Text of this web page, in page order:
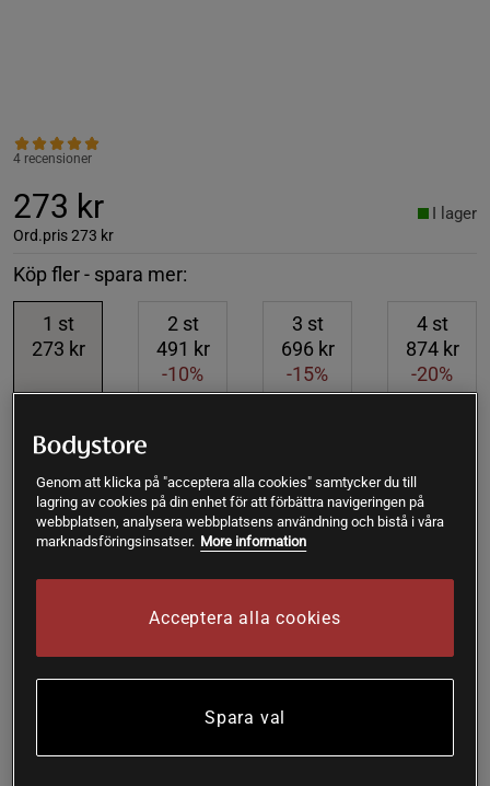
4 recensioner
273 kr
Ord.pris273 kr
I lager
Köp fler - spara mer:
1 st
273 kr
2 st
491 kr
-10%
3 st
696 kr
-15%
4st
874 kr
-20%
Fri frakt över 199 kr Fri retur 14 dagars ångerrätt
Helhetshälsa Luetinblå; för synen! Innehåller Zink och A-
vitamin (i form av betakaroten), som bidrar till att bibehålla
normal synförmåga.
Genom att klicka på "acceptera alla cookies" samtycker du till
lagring av cookies på din enhet för att förbättra navigeringen på
webbplatsen, analysera webbplatsens användning och bistå i våra
marknadsföringsinsatser. More information
Acceptera alla cookies
Spara val